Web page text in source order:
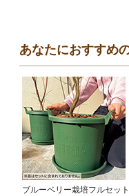
あなたにおすすめ
ブルーベリー栽培フルセット